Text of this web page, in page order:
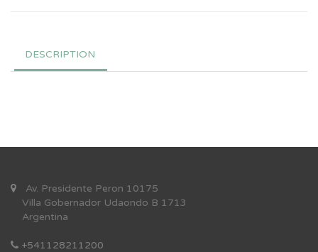
DESCRIPTION
Av. Presidente Peron 10175
Villa Gobernador Udaondo B 1713
Argentina
+541128211200